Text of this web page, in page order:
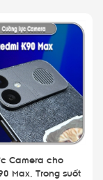
Camera cho
Max, Trong suốt